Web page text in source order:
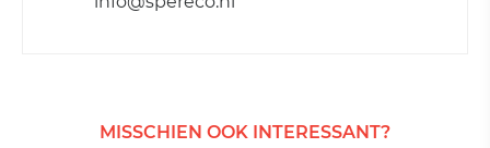
MISSCHIEN OOK INTERESSANT?